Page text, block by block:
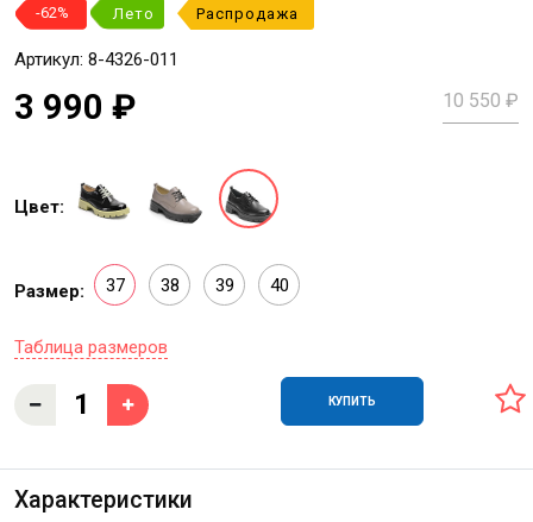
-62% Лето Распродажа
Артикул: 8-4326-011
3 990 ₽ 10 550 ₽
Цвет:
Размер: 37 38 39 40
Таблица размеров
КУПИТЬ
Характеристики